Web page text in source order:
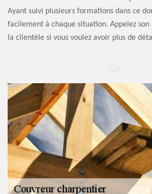
Ayant suivi plusieurs formations dans ce
facilement à chaque situation. Appelez
la clientèle si vous voulez avoir plus de